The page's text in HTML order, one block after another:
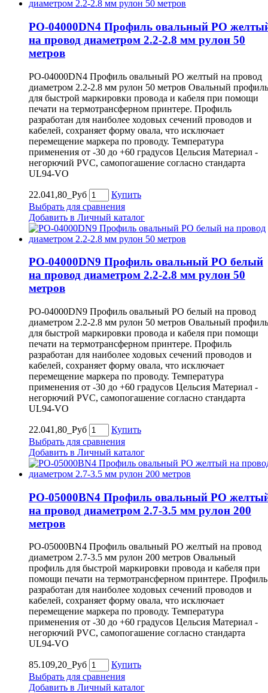
PO-04000DN4 Профиль овальный PO
на провод диаметром 2.2-2.8 мм рулон 50
метров
PO-04000DN4 Профиль овальный PO желтый на провод
диаметром 2.2-2.8 мм рулон 50 метров Овальный профиль
для быстрой маркировки провода и кабеля при помощи
печати на термотрансферном принтере. Профиль
разработан для наиболее ходовых сечений проводов и
кабелей, сохраняет форму овала, что исключает
перемещение маркера по проводу. Температура
применения от -30 до +60 градусов Цельсия Материал -
негорючий PVC, самопогашение согласно стандарта
UL94-VO
22.041,80_Руб
Купить
Выбрать для сравнения
Добавить в Личный каталог
PO-04000DN9 Профиль овальный PO белый
на провод диаметром 2.2-2.8 мм рулон 50
метров
PO-04000DN9 Профиль овальный PO белый на провод
диаметром 2.2-2.8 мм рулон 50 метров Овальный профиль
для быстрой маркировки провода и кабеля при помощи
печати на термотрансферном принтере. Профиль
разработан для наиболее ходовых сечений проводов и
кабелей, сохраняет форму овала, что исключает
перемещение маркера по проводу. Температура
применения от -30 до +60 градусов Цельсия Материал -
негорючий PVC, самопогашение согласно стандарта
UL94-VO
22.041,80_Руб
Купить
Выбрать для сравнения
Добавить в Личный каталог
PO-05000BN4 Профиль овальный PO
на провод диаметром 2.7-3.5 мм рулон 200
метров
PO-05000BN4 Профиль овальный PO желтый на провод
диаметром 2.7-3.5 мм рулон 200 метров Овальный
профиль для быстрой маркировки провода и кабеля при
помощи печати на термотрансферном принтере. Профиль
разработан для наиболее ходовых сечений проводов и
кабелей, сохраняет форму овала, что исключает
перемещение маркера по проводу. Температура
применения от -30 до +60 градусов Цельсия Материал -
негорючий PVC, самопогашение согласно стандарта
UL94-VO
85.109,20_Руб
Купить
Выбрать для сравнения
Добавить в Личный каталог